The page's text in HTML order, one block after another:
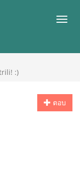
เมนู
:)
ตอบ